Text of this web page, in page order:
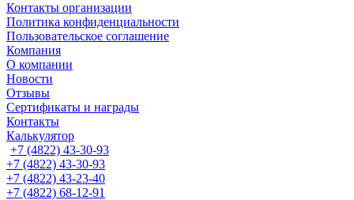
Контакты организации
Политика конфиденциальности
Пользовательское соглашение
Компания
О компании
Новости
Отзывы
Сертификаты и награды
Контакты
Калькулятор
+7 (4822) 43-30-93
+7 (4822) 43-30-93
+7 (4822) 43-23-40
+7 (4822) 68-12-91